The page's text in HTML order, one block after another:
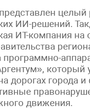
целый
ИИ-решений. Так,
ИТ-компания на
программно-
который
дорогах города
движения.